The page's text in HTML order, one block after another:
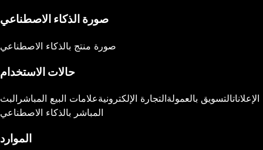
صورة الذكاء الاصطناعي
صورة منتج بالذكاء الاصطناعي
حالات الاستخدام
الإعلاناتالتسويق بالعمولةالتجارة الإلكترونيةعلامات البيع المباشر البث
المباشر بالذكاء الاصطناعي
الموارد